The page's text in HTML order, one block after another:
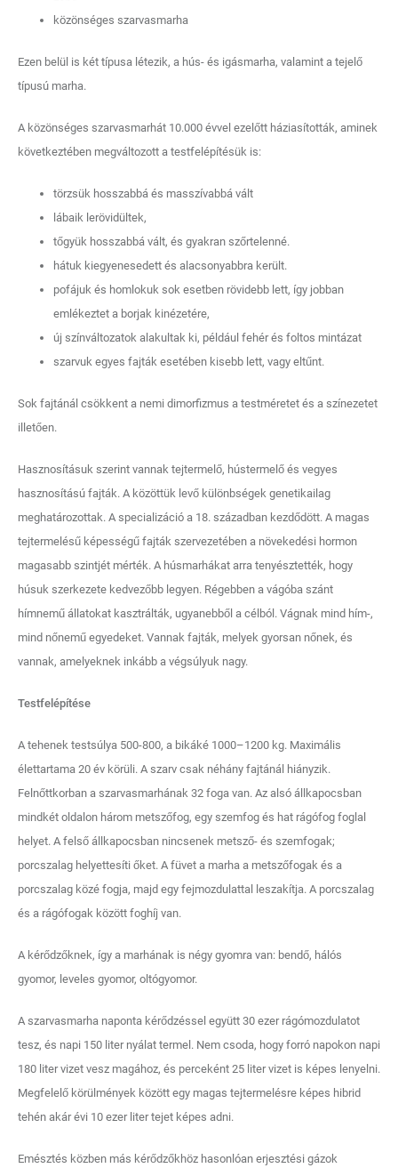
közönséges szarvasmarha
Ezen belül is két típusa létezik, a hús- és igásmarha, valamint a tejelő
típusú marha.
A közönséges szarvasmarhát 10.000 évvel ezelőtt háziasították, aminek
következtében megváltozott a testfelépítésük is:
törzsük hosszabbá és masszívabbá vált
lábaik lerövidültek,
tőgyük hosszabbá vált, és gyakran szőrtelenné.
hátuk kiegyenesedett és alacsonyabbra került.
pofájuk és homlokuk sok esetben rövidebb lett, így jobban
emlékeztet a borjak kinézetére,
új színváltozatok alakultak ki, például fehér és foltos mintázat
szarvuk egyes fajták esetében kisebb lett, vagy eltűnt.
Sok fajtánál csökkent a nemi dimorfizmus a testméretet és a színezetet
illetően.
Hasznosításuk szerint vannak tejtermelő, hústermelő és vegyes
hasznosítású fajták. A közöttük levő különbségek genetikailag
meghatározottak. A specializáció a 18. században kezdődött. A magas
tejtermelésű képességű fajták szervezetében a növekedési hormon
magasabb szintjét mérték. A húsmarhákat arra tenyésztették, hogy
húsuk szerkezete kedvezőbb legyen. Régebben a vágóba szánt
hímnemű állatokat kasztrálták, ugyanebből a célból. Vágnak mind hím-,
mind nőnemű egyedeket. Vannak fajták, melyek gyorsan nőnek, és
vannak, amelyeknek inkább a végsúlyuk nagy.
Testfelépítése
A tehenek testsúlya 500-800, a bikáké 1000–1200 kg. Maximális
élettartama 20 év körüli. A szarv csak néhány fajtánál hiányzik.
Felnőttkorban a szarvasmarhának 32 foga van. Az alsó állkapocsban
mindkét oldalon három metszőfog, egy szemfog és hat rágófog foglal
helyet. A felső állkapocsban nincsenek metsző- és szemfogak;
porcszalag helyettesíti őket. A füvet a marha a metszőfogak és a
porcszalag közé fogja, majd egy fejmozdulattal leszakítja. A porcszalag
és a rágófogak között foghíj van.
A kérődzőknek, így a marhának is négy gyomra van: bendő, hálós
gyomor, leveles gyomor, oltógyomor.
A szarvasmarha naponta kérődzéssel együtt 30 ezer rágómozdulatot
tesz, és napi 150 liter nyálat termel. Nem csoda, hogy forró napokon napi
180 liter vizet vesz magához, és perceként 25 liter vizet is képes lenyelni.
Megfelelő körülmények között egy magas tejtermelésre képes hibrid
tehén akár évi 10 ezer liter tejet képes adni.
Emésztés közben más kérődzőkhöz hasonlóan erjesztési gázok